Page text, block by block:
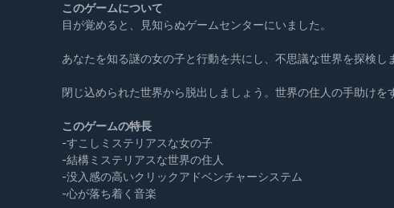
このゲームについて
目が覚めると、見知らぬゲームセンターにいました。
あなたを知る謎の女の子と行動を共にし、不思議な世界を探検し
閉じ込められた世界から脱出しましょう。世界の住人の手助けを
このゲームの特長
-すこしミステリアスな女の子
-結構ミステリアスな世界の住人
-没入感の高いクリックアドベンチャーシステム
-心が落ち着く音楽